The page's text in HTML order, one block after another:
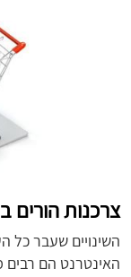
צרכנות הורים
השינויים שעבר
האינטרנט הם